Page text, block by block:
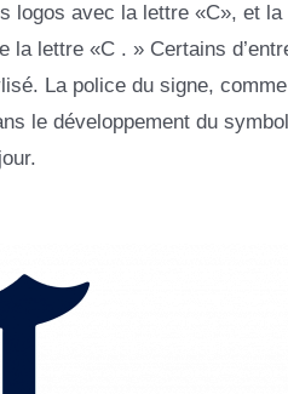
avec la lettre «C», et la
la lettre «C . » Certains
La police du signe,
le développement du